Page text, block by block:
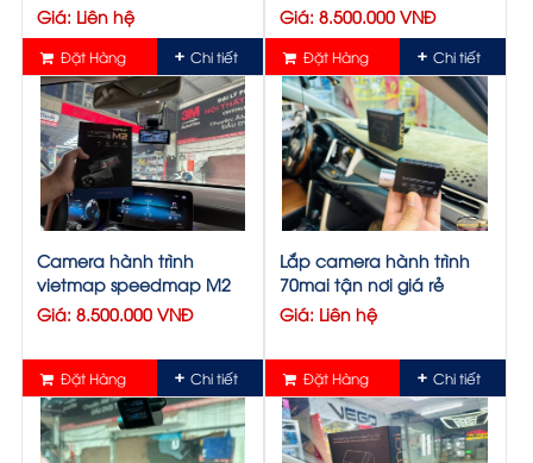
Giá: Liên hệ
Đặt Hàng Chi tiết
Giá: 8.500.000 VNĐ
Đặt Hàng Chi tiết
Camera hành trình
vietmap speedmap M2
Giá: 8.500.000 VNĐ
Đặt Hàng Chi tiết
Lắp camera hành trình
70mai tận nơi giá rẻ
Giá: Liên hệ
Đặt Hàng Chi tiết